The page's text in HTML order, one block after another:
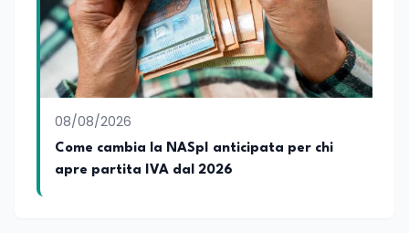
08/08/2026
Come cambia la NASpI anticipata per chi
apre partita IVA dal 2026